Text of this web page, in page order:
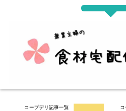
原材料用語集